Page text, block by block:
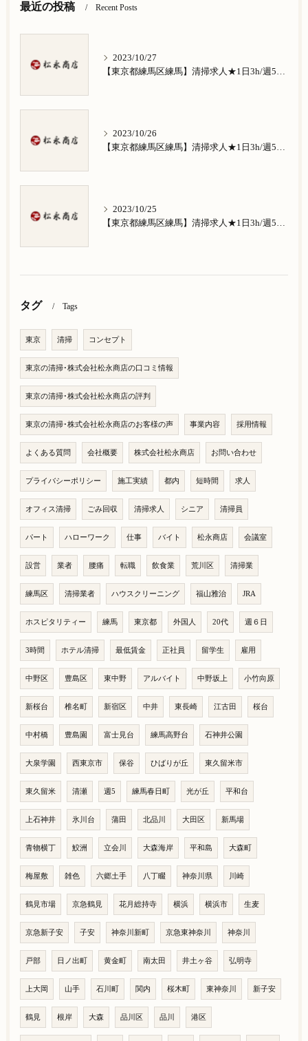
最近の投稿 Recent Posts
2023/10/27
【東京都練馬区練馬】清掃求人★1日3h/週5日/祝日お休み★谷原在住の方歓迎
2023/10/26
【東京都練馬区練馬】清掃求人★1日3h/週5日/祝日お休み★南田中在住の方歓迎
2023/10/25
【東京都練馬区練馬】清掃求人★1日3h/週5日/祝日お休み★南大泉在住の方歓迎
タグ Tags
東京 清掃 コンセプト
東京の清掃･株式会社松永商店の口コミ情報
東京の清掃･株式会社松永商店の評判
東京の清掃･株式会社松永商店のお客様の声 事業内容 採用情報
よくある質問 会社概要 株式会社松永商店 お問い合わせ
プライバシーポリシー 施工実績 都内 短時間 求人
オフィス清掃 ごみ回収 清掃求人 シニア 清掃員
パート ハローワーク 仕事 バイト 松永商店 会議室
設営 業者 腰痛 転職 飲食業 荒川区 清掃業
練馬区 清掃業者 ハウスクリーニング 福山雅治 JRA
ホスピタリティー 練馬 東京都 外国人 20代 週６日
3時間 ホテル清掃 最低賃金 正社員 留学生 雇用
中野区 豊島区 東中野 アルバイト 中野坂上 小竹向原
新桜台 椎名町 新宿区 中井 東長崎 江古田 桜台
中村橋 豊島園 富士見台 練馬高野台 石神井公園
大泉学園 西東京市 保谷 ひばりが丘 東久留米市
東久留米 清瀬 週5 練馬春日町 光が丘 平和台
上石神井 氷川台 蒲田 北品川 大田区 新馬場
青物横丁 鮫洲 立会川 大森海岸 平和島 大森町
梅屋敷 雑色 六郷土手 八丁畷 神奈川県 川崎
鶴見市場 京急鶴見 花月総持寺 横浜 横浜市 生麦
京急新子安 子安 神奈川新町 京急東神奈川 神奈川
戸部 日ノ出町 黄金町 南太田 井土ヶ谷 弘明寺
上大岡 山手 石川町 関内 桜木町 東神奈川 新子安
鶴見 根岸 大森 品川区 品川 港区